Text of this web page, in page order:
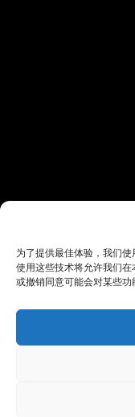
为了提供最佳体验，我们
使用这些技术将允许我们
或撤销同意可能会对某些功
版权